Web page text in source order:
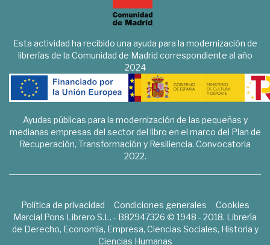
Esta actividad ha recibido una ayuda para la modernización de
librerías de la Comunidad de Madrid correspondiente al año
2024
Ayudas públicas para la modernización de las pequeñas y
medianas empresas del sector del libro en el marco del Plan de
Recuperación, Transformación y Resiliencia. Convocatoria
2022.
Política de privacidad Condiciones generales
Cookies
Marcial Pons Librero S.L. - B82947326 © 1948 - 2018. Librería
de Derecho, Economía, Empresa, Ciencias Sociales, Historia y
Ciencias Humanas